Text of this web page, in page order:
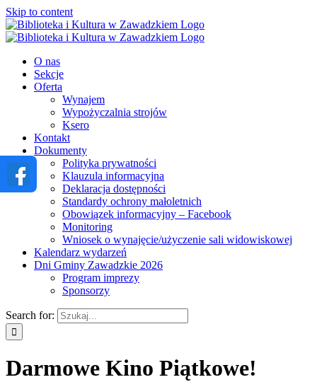
Skip to content
O nas
Sekcje
Oferta
Wynajem
Wypożyczalnia strojów
Ksero
Kontakt
Dokumenty
Polityka prywatności
Klauzula informacyjna
Deklaracja dostępności
Standardy ochrony małoletnich
Obowiązek informacyjny – Facebook
Monitoring
Wniosek o wynajęcie/użyczenie sali widowiskowej
Kalendarz wydarzeń
Dni Gminy Zawadzkie 2026
Program imprezy
Sponsorzy
Search for:
Darmowe Kino Piątkowe!